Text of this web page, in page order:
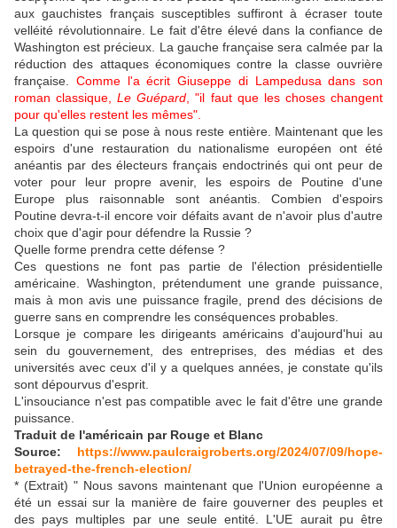
aux gauchistes français susceptibles suffiront à écraser toute
velléité révolutionnaire. Le fait d'être élevé dans la confiance de
Washington est précieux. La gauche française sera calmée par la
réduction des attaques économiques contre la classe ouvrière
française. Comme l'a écrit Giuseppe di Lampedusa dans son
roman classique,Le Guépard , "il faut que les choses changent
pour qu'elles restent les mêmes".
La question qui se pose à nous reste entière. Maintenant que les
espoirs d'une restauration du nationalisme européen ont été
anéantis par des électeurs français endoctrinés qui ont peur de
voter pour leur propre avenir, les espoirs de Poutine d'une
Europe plus raisonnable sont anéantis. Combien d'espoirs
Poutine devra-t-il encore voir défaits avant de n'avoir plus d'autre
choix que d'agir pour défendre la Russie ?
Quelle forme prendra cette défense ?
Ces questions ne font pas partie de l'élection présidentielle
américaine. Washington, prétendument une grande puissance,
mais à mon avis une puissance fragile, prend des décisions de
guerre sans en comprendre les conséquences probables.
Lorsque je compare les dirigeants américains d'aujourd'hui au
sein du gouvernement, des entreprises, des médias et des
universités avec ceux d'il y a quelques années, je constate qu'ils
sont dépourvus d'esprit.
L'insouciance n'est pas compatible avec le fait d'être une grande
puissance.
Traduit de l'américain par Rouge et Blanc
Source: https://www.paulcraigroberts.org/2024/07/09/hope-
betrayed-the-french-election/
* (Extrait) " Nous savons maintenant que l'Union européenne a
été un essai sur la manière de faire gouverner des peuples et
des pays multiples par une seule entité. L'UE aurait pu être